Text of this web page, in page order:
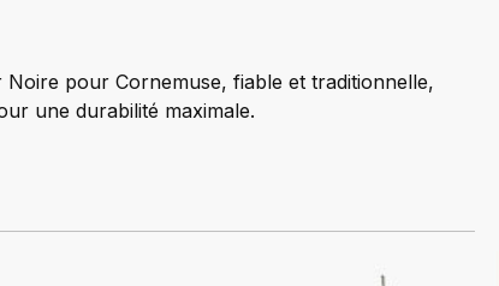
pour Cornemuse, fiable et traditionnelle,
une durabilité maximale.